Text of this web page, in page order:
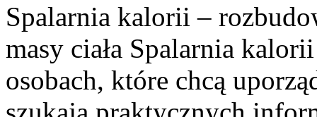
Spalarnia kalorii –
masy ciała Spalarnia
osobach, które chcą